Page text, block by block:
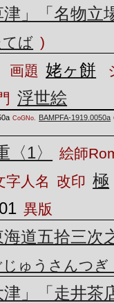
津」「名物立
ば )
画題 姥ヶ餅
浮世絵
CoGNo. BAMPFA-1919.0050a
〈1〉
絵師
字人名 改印 極
異版
海道五拾三次
ゅうさんつ
津」「走井茶